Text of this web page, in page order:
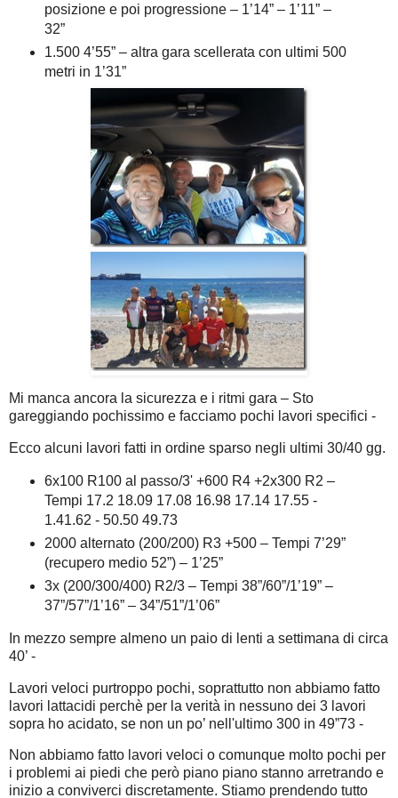
posizione e poi progressione – 1’14” – 1’11” –
32”
1.500 4’55” – altra gara scellerata con ultimi 500
metri in 1’31”
Mi manca ancora la sicurezza e i ritmi gara – Sto
gareggiando pochissimo e facciamo pochi lavori specifici -
Ecco alcuni lavori fatti in ordine sparso negli ultimi 30/40 gg.
6x100 R100 al passo/3' +600 R4 +2x300 R2 –
Tempi 17.2 18.09 17.08 16.98 17.14 17.55 -
1.41.62 - 50.50 49.73
2000 alternato (200/200) R3 +500 – Tempi 7’29”
(recupero medio 52”) – 1’25”
3x (200/300/400) R2/3 – Tempi 38”/60”/1’19” –
37”/57”/1’16” – 34”/51”/1’06”
In mezzo sempre almeno un paio di lenti a settimana di circa
40’ -
Lavori veloci purtroppo pochi, soprattutto non abbiamo fatto
lavori lattacidi perchè per la verità in nessuno dei 3 lavori
sopra ho acidato, se non un po’ nell'ultimo 300 in 49”73 -
Non abbiamo fatto lavori veloci o comunque molto pochi per
i problemi ai piedi che però piano piano stanno arretrando e
inizio a conviverci discretamente. Stiamo prendendo tutto